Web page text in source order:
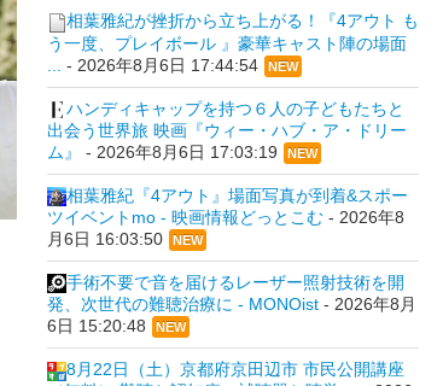
相葉雅紀が挫折から立ち上がる！『4アウト も
う一度、プレイボール 』豪華キャスト陣の場面
- 2026年8月6日 17:44:54 NEW
ハンディキャップを持つ６人の子どもたちと
出会う世界旅 映画『ウィー・ハブ・ア・ドリー
ム』
- 2026年8月6日 17:03:19 NEW
相葉雅紀『4アウト』場面写真が到着&スポー
ツイベントmo - 映画情報どっとこむ- 2026年8
月6日 16:03:50
NEW
手術不要で音を届けるレーザー照射技術を開
発、次世代の難聴治療に - MONOist- 2026年8月
6日 15:20:48
NEW
8月22日（土）京都府京田辺市 市民公開講座